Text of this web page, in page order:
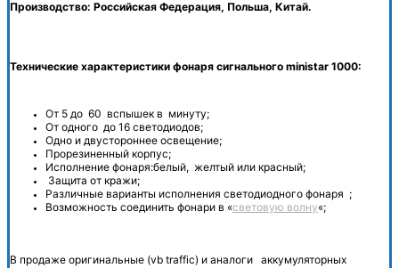
Производство: Российская Федерация, Польша, Китай.
Технические характеристики фонаря сигнального ministar 1000:
От 5 до 60 вспышек в минуту;
От одного до 16 светодиодов;
Одно и двустороннее освещение;
Прорезиненный корпус;
Исполнение фонаря:белый, желтый или красный;
Защита от кражи;
Различные варианты исполнения светодиодного фонаря ;
Возможность соединить фонари в «световую волну«;
В продаже оригинальные (vb traffic) и аналоги аккумуляторных